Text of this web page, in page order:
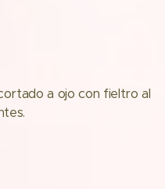
a ojo con fieltro al